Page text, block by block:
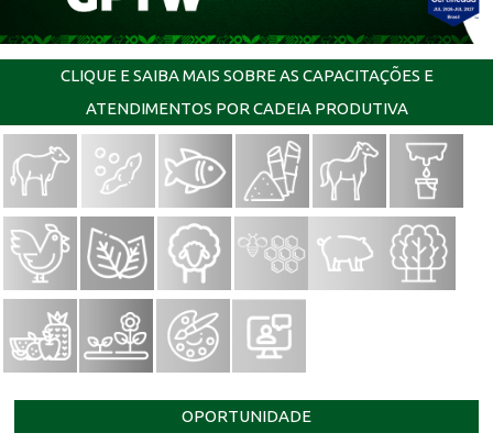
CLIQUE E SAIBA MAIS SOBRE AS CAPACITAÇÕES E
ATENDIMENTOS POR CADEIA PRODUTIVA
OPORTUNIDADE